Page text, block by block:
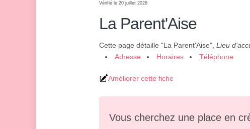
Vérifié le 20 juillet 2026
La Parent'Aise
Cette page détaille "La Parent'Aise", Lieu
Adresse
Horaires Téléphone
Améliorer cette fiche
Vous cherchez une place en